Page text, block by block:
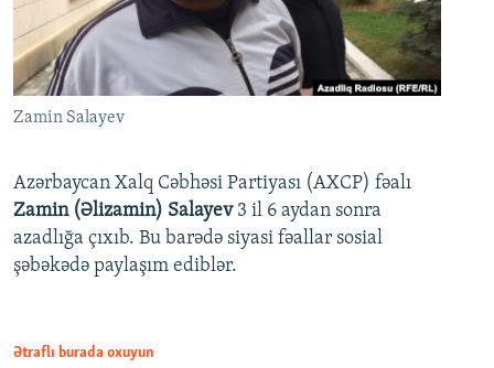
Zamin Salayev
Azərbaycan Xalq Cəbhəsi Partiyası (AXCP) fəalı
Zamin (Əlizamin) Salayev 3 il 6 aydan sonra
azadlığa çıxıb. Bu barədə siyasi fəallar sosial
şəbəkədə paylaşım ediblər.
Ətraflı burada oxuyun